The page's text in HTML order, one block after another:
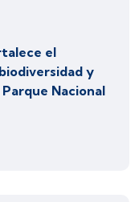
el
y
Nacional